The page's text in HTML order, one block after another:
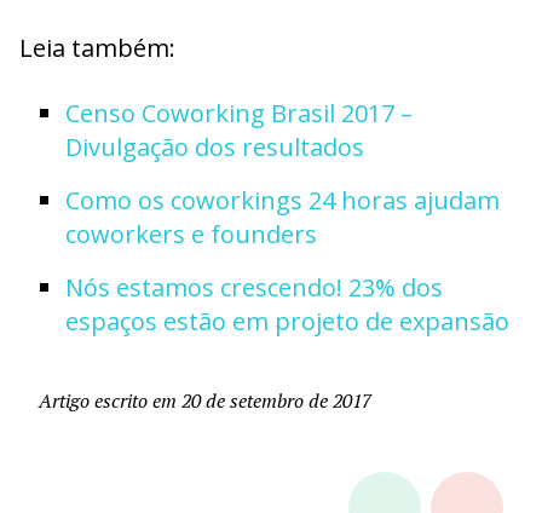
Leia também:
Censo Coworking Brasil 2017 –
Divulgação dos resultados
Como os coworkings 24 horas ajudam
coworkers e founders
Nós estamos crescendo! 23% dos
espaços estão em projeto de expansão
Artigo escrito em 20 de setembro de 2017